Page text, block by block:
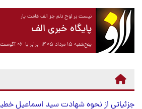
نیست بر لوح دلم جز الف قامت یار
پایگاه خبری الف
پنج‌شنبه ۱۵ مرداد ۱۴۰۵ برابر با ۰۶ آگوست ۲۰۲۶
جزئیاتی از نحوه شهادت سید اسماعیل